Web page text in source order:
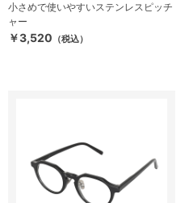
小さめで使いやすいステンレスピッチ
ャー
￥3,520 （税込）